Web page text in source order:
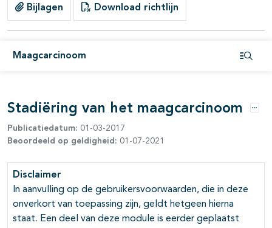
Bijlagen Download richtlijn
Maagcarcinoom
open- en dichtklappen
open- en dichtklappen
open- en dichtklappen
open- en dichtklappen
open- en dichtklappen
Stadiëring van het maagcarcinoom
Publicatiedatum: 01-03-2017
Beoordeeld op geldigheid: 01-07-2021
Disclaimer
In aanvulling op de gebruikersvoorwaarden, die in deze
onverkort van toepassing zijn, geldt hetgeen hierna
staat. Een deel van deze module is eerder geplaatst